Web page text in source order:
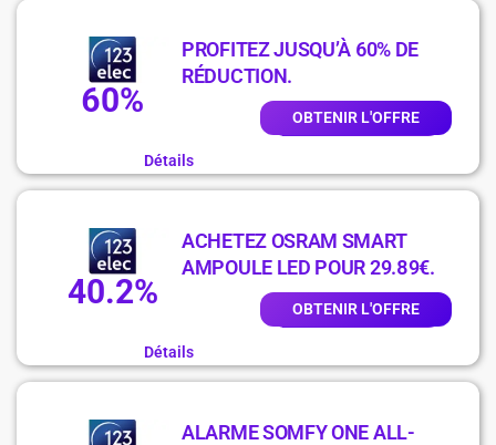
60%
PROFITEZ JUSQU’À 60% DE
RÉDUCTION.
OBTENIR L'OFFRE
Détails
40.2%
ACHETEZ OSRAM SMART
AMPOULE LED POUR 29.89€.
OBTENIR L'OFFRE
Détails
ALARME SOMFY ONE ALL-